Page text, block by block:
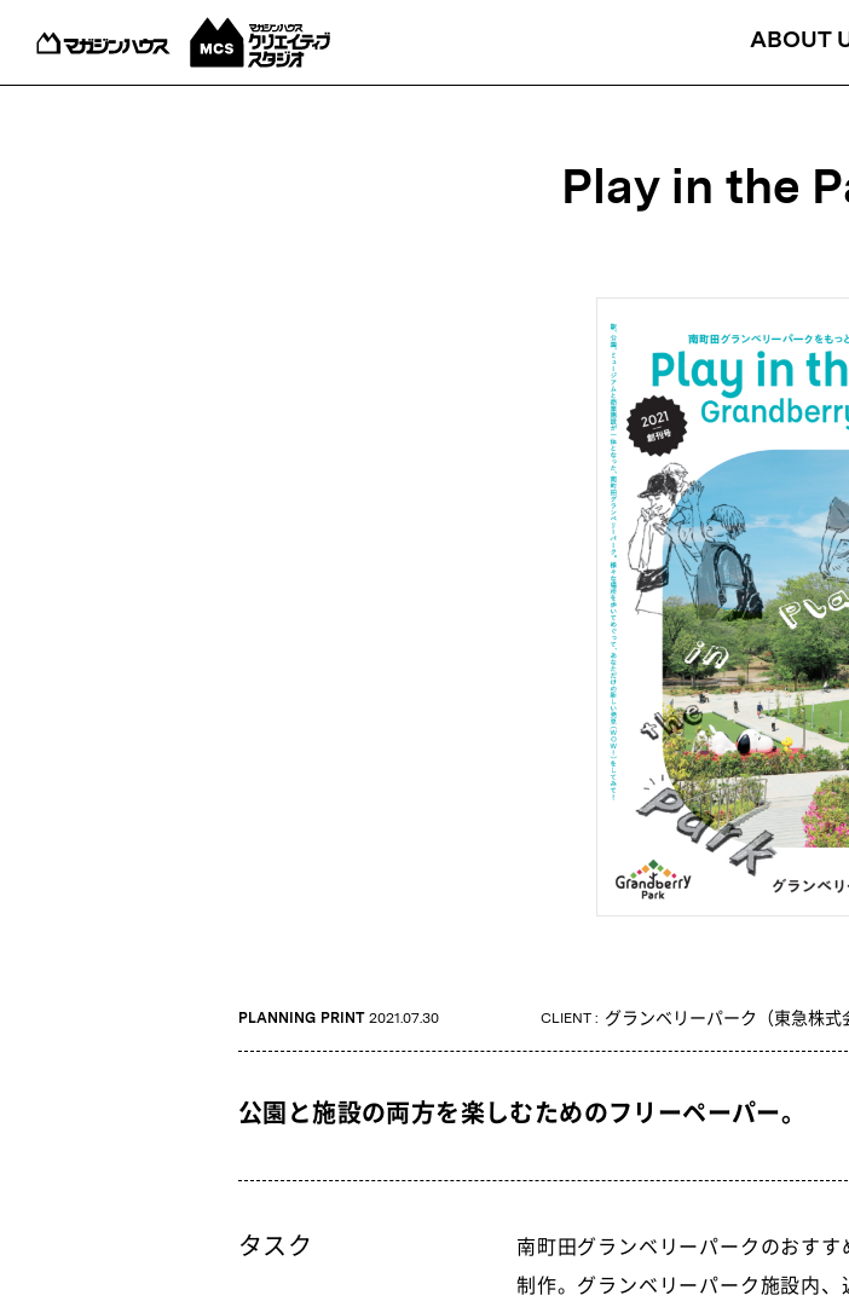
ABOUT
ABOUT
MCS
Play in the
CLIENT グランベリーパーク（東急株式
PLANNING PRINT 2021.07.30
公園と施設の両方を楽しむためのフリーペーパー。
タスク
南町田グランベリーパークのおす
制作。グランベリーパーク施設内